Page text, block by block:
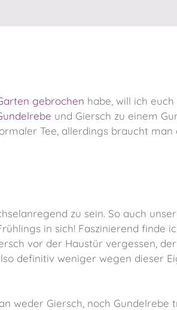
gebrochen habe, will ich
und Giersch zu einem
Tee, allerdings braucht
zu sein. So auch
in sich! Faszinierend finde
vor der Haustür vergessen,
definitiv weniger wegen dieser
weder Giersch, noch Gundelrebe